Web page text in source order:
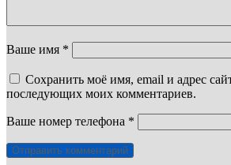
Ваше имя *
Сохранить моё имя, email и адрес
последующих моих комментариев.
Ваше номер телефона *